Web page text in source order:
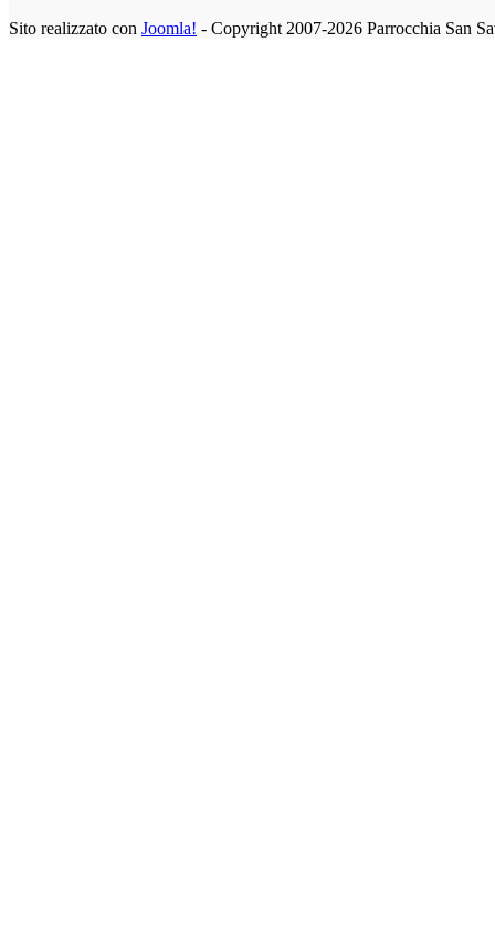
Sito realizzato con Joomla! - Copyright 2007-2026 Parrocchia San